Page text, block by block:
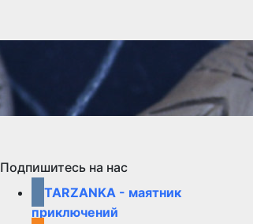
Подпишитесь на нас
TARZANKA - маятник
приключений